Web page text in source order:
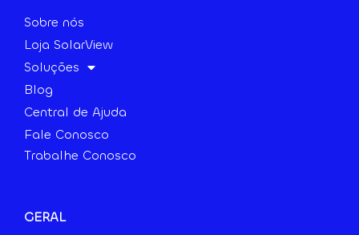
Sobre nós
Loja SolarView
Soluções
Blog
Central de Ajuda
Fale Conosco
Trabalhe Conosco
GERAL